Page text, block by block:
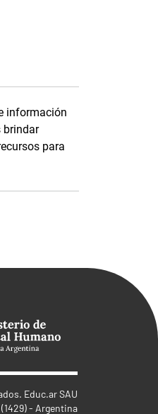
información
brindar
para
Educ.ar SAU
- Argentina